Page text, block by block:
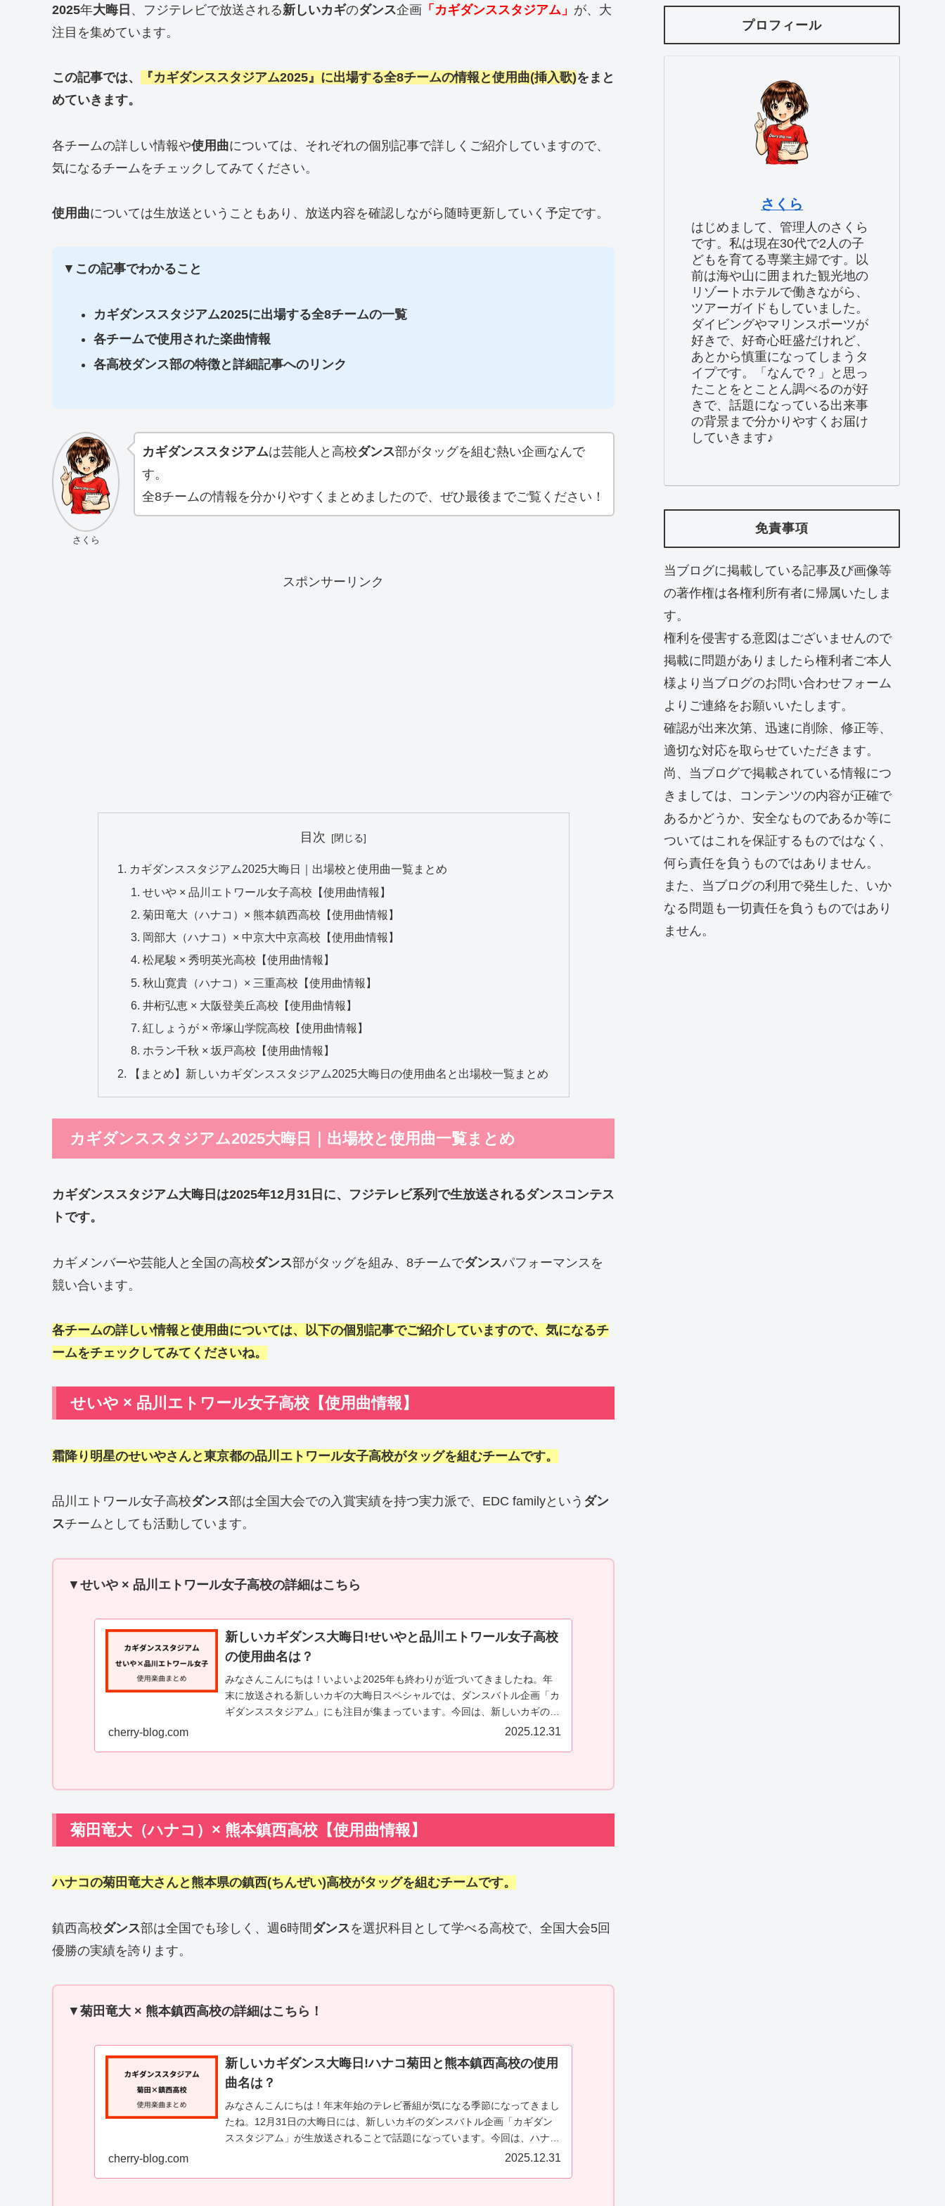
2025年大晦日 、フジテレビで放送される新しいカギのダンス企画 「カギダンススタジアム」 が、大
注目を集めています。
この記事では、 『カギダンススタジアム2025』に出場する全8チームの情報と使用曲(挿入歌)をまと
めていきます。
各チームの詳しい情報や使用曲については、それぞれの個別記事で詳しくご紹介していますので、
気になるチームをチェックしてみてください。
使用曲については生放送ということもあり、放送内容を確認しながら随時更新していく予定です。
▼ この記事でわかること
カギダンススタジアム2025に出場する全8チームの一覧
各チームで使用された楽曲情報
各高校ダンス部の特徴と詳細記事へのリンク
さくら
カギダンススタジアムは芸能人と高校ダンス部がタッグを組む熱い企画なんで
す。
全8チームの情報を分かりやすくまとめましたので、ぜひ最後までご覧ください！
スポンサーリンク
目次
カギダンススタジアム2025大晦日｜出場校と使用曲一覧まとめ
せいや × 品川エトワール女子高校【使用曲情報】
菊田竜大（ハナコ）× 熊本鎮西高校【使用曲情報】
岡部大（ハナコ）× 中京大中京高校【使用曲情報】
松尾駿 × 秀明英光高校【使用曲情報】
秋山寛貴（ハナコ）× 三重高校【使用曲情報】
井桁弘恵 × 大阪登美丘高校【使用曲情報】
紅しょうが × 帝塚山学院高校【使用曲情報】
ホラン千秋 × 坂戸高校【使用曲情報】
【まとめ】新しいカギダンススタジアム2025大晦日の使用曲名と出場校一覧まとめ
カギダンススタジアム2025大晦日｜出場校と使用曲一覧まとめ
カギダンススタジアム大晦日は2025年12月31日に、フジテレビ系列で生放送されるダンスコンテス
トです。
カギメンバーや芸能人と全国の高校ダンス部がタッグを組み、8チームでダンスパフォーマンスを
競い合います。
各チームの詳しい情報と使用曲については、以下の個別記事でご紹介していますので、気になるチ
ームをチェックしてみてくださいね。
せいや × 品川エトワール女子高校【使用曲情報】
霜降り明星のせいやさんと東京都の品川エトワール女子高校がタッグを組むチームです。
品川エトワール女子高校ダンス部は全国大会での入賞実績を持つ実力派で、EDC familyという ダン
スチームとしても活動しています。
▼ せいや × 品川エトワール女子高校の詳細はこちら
新しいカギダンス大晦日!せいやと品川エトワール女子高校
の使用曲名は？
みなさんこんにちは！いよいよ2025年も終わりが近づいてきましたね。年
末に放送される新しいカギの大晦日スペシャルでは、ダンスバトル企画「カ
ギダンススタジアム」にも注目が集まっています。今回は、新しいカギのダ
cherry-blog.com 2025.12.31
菊田竜大（ハナコ）× 熊本鎮西高校【使用曲情報】
ハナコの菊田竜大さんと熊本県の鎮西(ちんぜい)高校がタッグを組むチームです。
鎮西高校ダンス部は全国でも珍しく、週6時間ダンスを選択科目として学べる高校で、全国大会5回
優勝の実績を誇ります。
▼ 菊田竜大 × 熊本鎮西高校の詳細はこちら！
新しいカギダンス大晦日!ハナコ菊田と熊本鎮西高校の使用
曲名は？
みなさんこんにちは！年末年始のテレビ番組が気になる季節になってきまし
たね。12月31日の大晦日には、新しいカギのダンスバトル企画「カギダン
ススタジアム」が生放送されることで話題になっています。今回は、ハナコ
cherry-blog.com 2025.12.31
プロフィール
さくら
はじめまして、管理人のさくら
です。私は現在30代で2人の子
どもを育てる専業主婦です。以
前は海や山に囲まれた観光地の
リゾートホテルで働きながら、
ツアーガイドもしていました。
ダイビングやマリンスポーツが
好きで、好奇心旺盛だけれど、
あとから慎重になってしまうタ
イプです。「なんで？」と思っ
たことをとことん調べるのが好
きで、話題になっている出来事
の背景まで分かりやすくお届け
していきます♪
免責事項
当ブログに掲載している記事及び画像等
の著作権は各権利所有者に帰属いたしま
す。
権利を侵害する意図はございませんので
掲載に問題がありましたら権利者ご本人
様より当ブログのお問い合わせフォーム
よりご連絡をお願いいたします。
確認が出来次第、迅速に削除、修正等、
適切な対応を取らせていただきます。
尚、当ブログで掲載されている情報につ
きましては、コンテンツの内容が正確で
あるかどうか、安全なものであるか等に
ついてはこれを保証するものではなく、
何ら責任を負うものではありません。
また、当ブログの利用で発生した、いか
なる問題も一切責任を負うものではあり
ません。